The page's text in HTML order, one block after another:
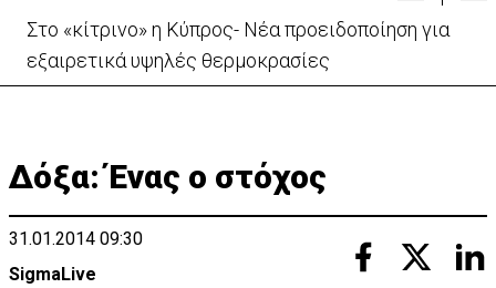
Ανοίγει από αύριο η οδική πρόσβαση στις Αφίξεις
του Αεροδρομίου Λάρνακας
Δόξα: Ένας ο στόχος
31.01.2014 09:30
SigmaLive